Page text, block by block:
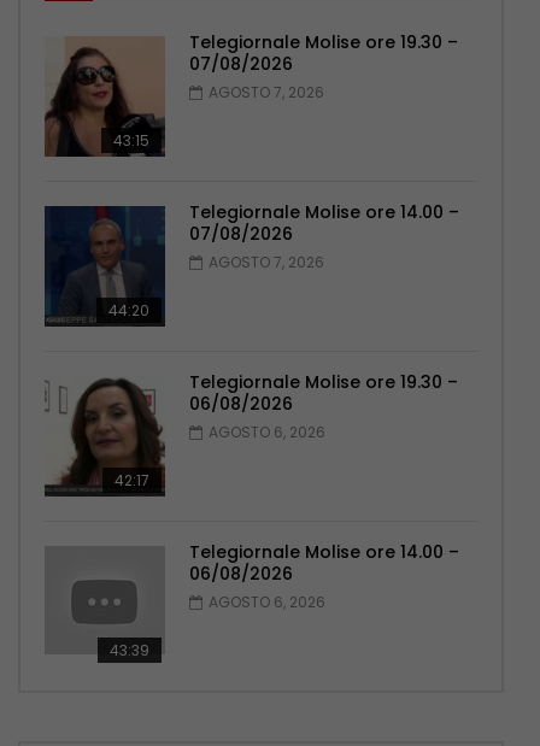
43:15
Telegiornale Molise ore 19.30 –
07/08/2026
AGOSTO 7, 2026
44:20
Telegiornale Molise ore 14.00 –
07/08/2026
AGOSTO 7, 2026
42:17
Telegiornale Molise ore 19.30 –
06/08/2026
AGOSTO 6, 2026
43:39
Telegiornale Molise ore 14.00 –
06/08/2026
AGOSTO 6, 2026